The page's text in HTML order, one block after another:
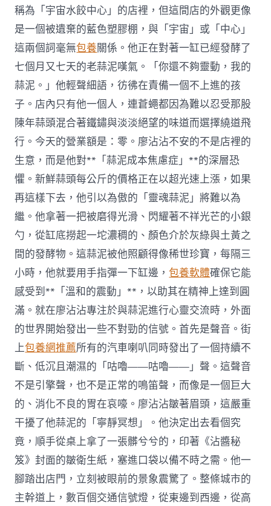
稱為「宇宙水餃中心」的店裡，但這間店的外觀更像
是一個被遺棄的藍色塑膠棚，與「宇宙」或「中心」
這兩個詞毫無包養關係。他正在對著一缸已經發酵了
七個月又七天的老蒜泥嘆氣。「你還不夠靈動，我的
蒜泥。」他輕聲細語，彷彿在責備一個不上進的孩
子。店內只有他一個人，連蒼蠅都因為難以忍受那股
陳年蒜頭混合著鐵鏽與淡淡絕望的味道而選擇繞道飛
行。今天的營業額是：零。廖沾沾不安的不是店裡的
生意，而是他對**「蒜泥成本焦慮症」**的深層恐
懼。新鮮蒜頭每公斤的價格正在以超光速上漲，如果
再這樣下去，他引以為傲的「靈魂蒜泥」將難以為
繼。他拿著一把被磨得光滑、閃耀著不祥光芒的小銀
勺，從缸底撈起一坨濃稠的、顏色介於灰綠與土黃之
間的發酵物。這蒜泥被他照顧得像稀世珍寶，每隔三
小時，他就要用手指彈一下缸邊，包養軟體確保它能
感受到**「溫和的震動」**，以助其在精神上達到圓
滿。就在廖沾沾專注於與蒜泥進行心靈交流時，外面
的世界開始發出一些不對勁的信號。首先是聲音。街
上包養網推薦所有的汽車喇叭同時發出了一個持續不
斷、低沉且潮濕的「咕嚕——咕嚕——」聲。這聲音
不是引擎聲，也不是正常的鳴笛聲，而像是一個巨大
的、消化不良的胃在哀嚎。廖沾沾皺著眉頭，這嚴重
干擾了他蒜泥的「寧靜冥想」。他決定出去看個究
竟，順手從桌上拿了一張髒兮兮的，印著《沾醬秘
笈》封面的皺衛生紙，塞進口袋以備不時之需。他一
腳踏出店門，立刻被眼前的景象震驚了。整條城市的
主幹道上，數百個交通信號燈，從東邊到西邊，從高